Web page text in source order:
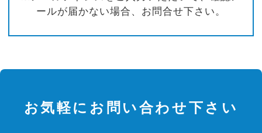
ールが届かない場合、お問合せ下さい。
お気軽にお問い合わせ下さい